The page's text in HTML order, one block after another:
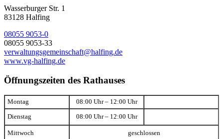
Wasserburger Str. 1
83128 Halfing
08055 9053-0
08055 9053-33
verwaltungsgemeinschaft@halfing.de
www.vg-halfing.de
Öffnungszeiten des Rathauses
Montag 08:00 Uhr – 12:00 Uhr
Dienstag 08:00 Uhr – 12:00 Uhr
Mittwoch geschlossen